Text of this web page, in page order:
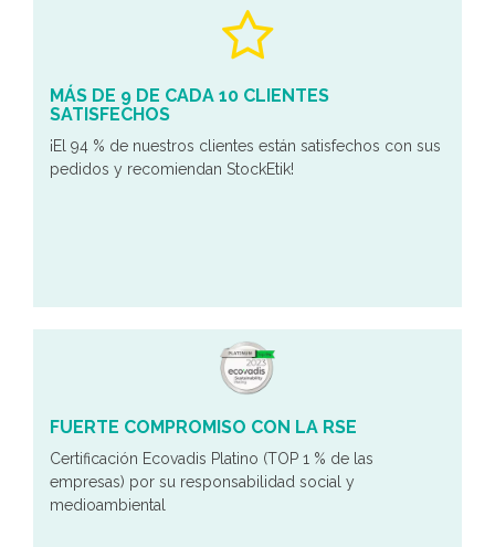
MÁS DE 9 DE CADA 10 CLIENTES
SATISFECHOS
¡El 94 % de nuestros clientes están satisfechos con sus
pedidos y recomiendan StockEtik!
FUERTE COMPROMISO CON LA RSE
Certificación Ecovadis Platino (TOP 1 % de las
empresas) por su responsabilidad social y
medioambiental